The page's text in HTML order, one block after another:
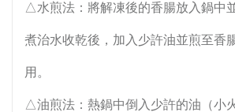
△水煎法：將解凍後的香腸放入鍋中
煮治水收乾後，加入少許油並煎至香
用。
△油煎法：熱鍋中倒入少許的油（小